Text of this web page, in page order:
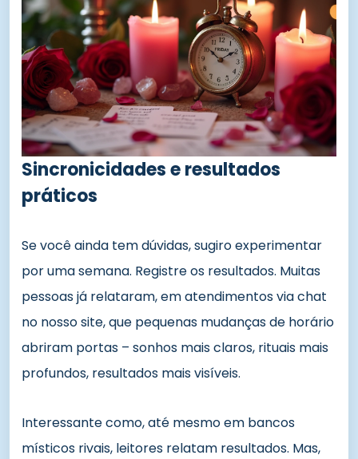
Sincronicidades e resultados
práticos
Se você ainda tem dúvidas, sugiro experimentar
por uma semana. Registre os resultados. Muitas
pessoas já relataram, em atendimentos via chat
no nosso site, que pequenas mudanças de horário
abriram portas – sonhos mais claros, rituais mais
profundos, resultados mais visíveis.
Interessante como, até mesmo em bancos
místicos rivais, leitores relatam resultados. Mas,